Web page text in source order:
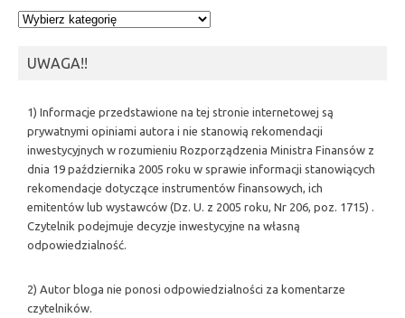
Kategorie
UWAGA!!
1) Informacje przedstawione na tej stronie internetowej są
prywatnymi opiniami autora i nie stanowią rekomendacji
inwestycyjnych w rozumieniu Rozporządzenia Ministra Finansów z
dnia 19 października 2005 roku w sprawie informacji stanowiących
rekomendacje dotyczące instrumentów finansowych, ich
emitentów lub wystawców (Dz. U. z 2005 roku, Nr 206, poz. 1715) .
Czytelnik podejmuje decyzje inwestycyjne na własną
odpowiedzialność.
2) Autor bloga nie ponosi odpowiedzialności za komentarze
czytelników.